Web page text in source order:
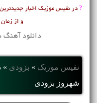
? درنفیس موزیک اخبار
و از
دانلود
نفیس موزیک » بزودی »
شهروز بزودی